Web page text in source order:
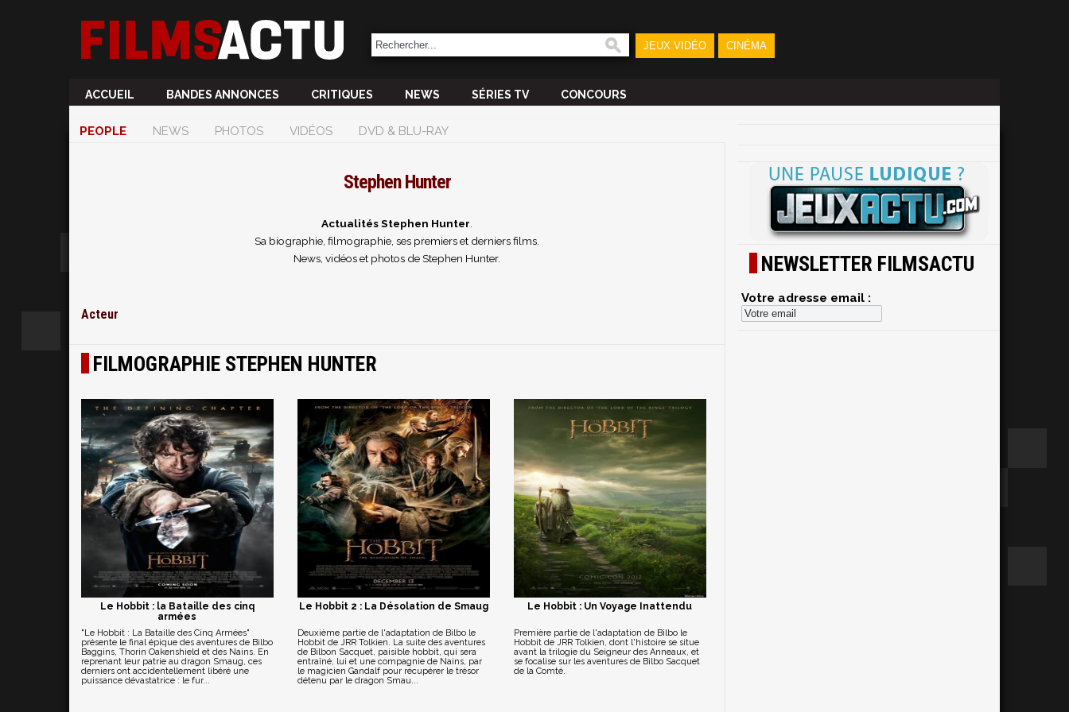
JEUX VIDÉO CINÉMA
ACCUEIL BANDES ANNONCES CRITIQUES NEWS SÉRIES TV CONCOURS
PEOPLE NEWS PHOTOS VIDÉOS DVD & BLU-RAY
Stephen Hunter
Actualités Stephen Hunter
Sa biographie, filmographie, ses premiers et derniers films.
News, vidéos et photos de Stephen Hunter.
Acteur
FILMOGRAPHIE STEPHEN HUNTER
Le Hobbit : la Bataille des cinq
armées
"Le Hobbit : La Bataille des Cinq Armées"
présente le final épique des aventures de Bilbo
Baggins, Thorin Oakenshield et des Nains. En
reprenant leur patrie au dragon Smaug, ces
derniers ont accidentellement libéré une
puissance dévastatrice : le fur...
Le Hobbit 2 : La Désolation de Smaug
Deuxième partie de l'adaptation de Bilbo le
Hobbit de JRR Tolkien. La suite des aventures
de Bilbon Sacquet, paisible hobbit, qui sera
entraîné, lui et une compagnie de Nains, par
le magicien Gandalf pour récupérer le trésor
détenu par le dragon Smau...
Le Hobbit : Un Voyage Inattendu
Première partie de l'adaptation de Bilbo le
Hobbit de JRR Tolkien, dont l'histoire se situe
avant la trilogie du Seigneur des Anneaux, et
se focalise sur les aventures de Bilbo Sacquet
de la Comté.
NEWSLETTER FILMSACTU
Votre adresse email :